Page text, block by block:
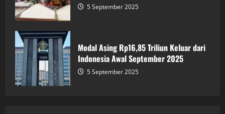
5 September 2025
Modal Asing Rp16,85 Triliun Keluar dari
Indonesia Awal September 2025
5 September 2025